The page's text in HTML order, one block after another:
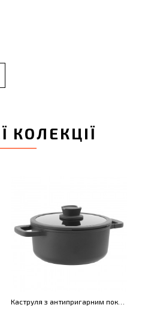
КОЛЕКЦІЇ